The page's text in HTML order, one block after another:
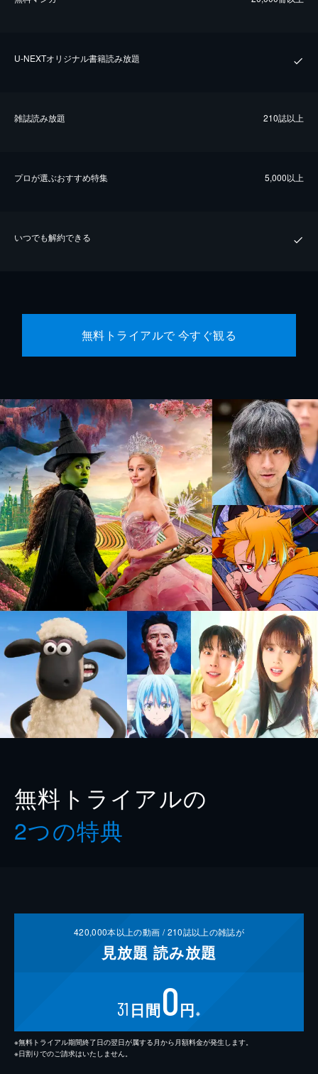
U-NEXTオリジナル書籍読み放題
雑誌読み放題 210誌以上
プロが選ぶおすすめ特集 5,000以上
いつでも解約できる
無料トライアルで 今すぐ観る
無料トライアルの
2つの特典
420,000本以上の動画 /210誌以上の雑誌が
見放題 読み放題
31 日間0円 ※
※無料トライアル期間終了日の翌日が属する月から月額料金が発生します。
※日割りでのご請求はいたしません。